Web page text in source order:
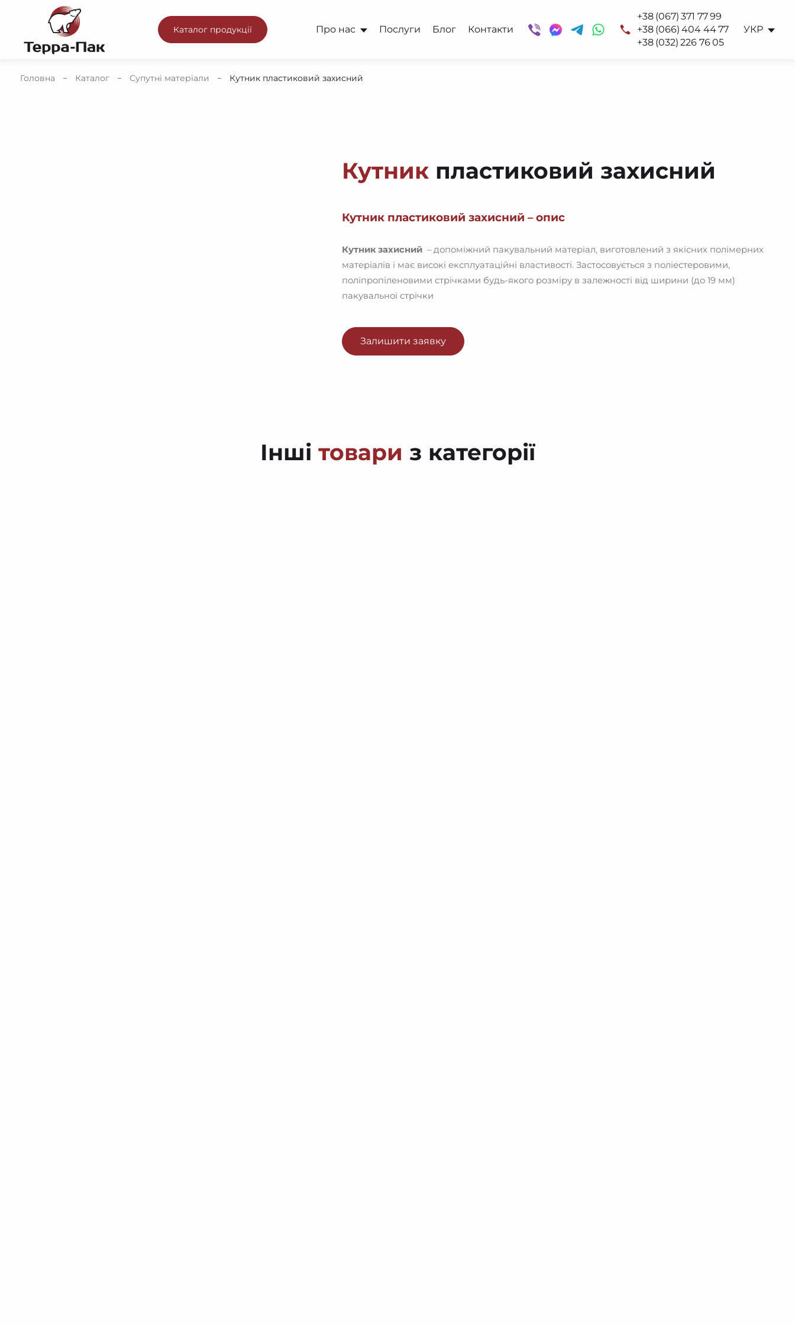
Каталог продукції Про нас Послуги Блог Контакти
+38 (067) 371 77 99
+38 (066) 404 44 77
+38 (032) 226 76 05
УКР
Головна Каталог Супутні матеріали Кутник пластиковий захисний
Кутник пластиковий захисний
Кутник пластиковийзахисний– опис
Кутник захисний – допоміжний пакувальний матеріал, виготовлений з якісних полімерних
матеріалів і має високі експлуатаційні властивості. Застосовується з поліестеровими,
поліпропіленовими стрічками будь-якого розміру в залежності від ширини (до 19 мм)
пакувальної стрічки
Залишити заявку
Інші товари з категорії